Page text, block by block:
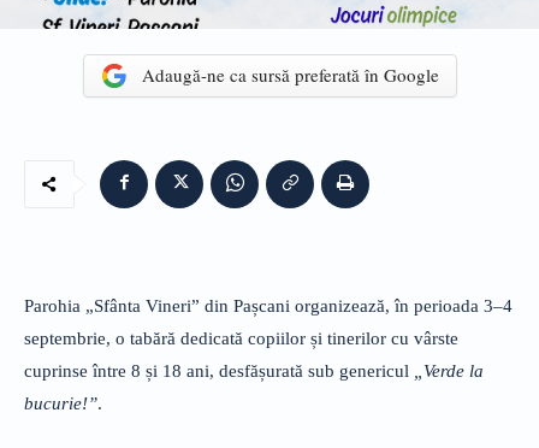
Adaugă-ne ca sursă preferată în Google
Parohia „Sfânta Vineri” din Pașcani organizează, în perioada 3–4
septembrie, o tabără dedicată copiilor și tinerilor cu vârste
cuprinse între 8 și 18 ani, desfășurată sub genericul
„Verde la
bucurie!”.